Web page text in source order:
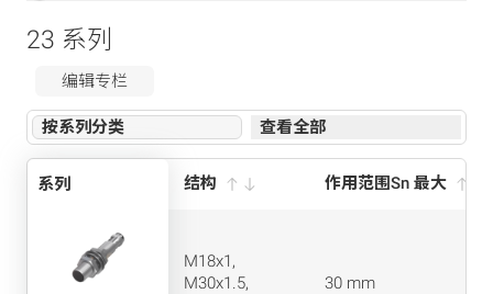
23 系列
编辑专栏
按系列分类 查看全部
系列 结构 作用范围Sn 最大
行动
M18x1,
M30x1.5,
30 mm